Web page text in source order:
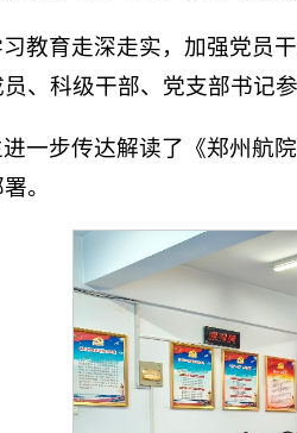
教育走深走实，加强党员
、科级干部、党支部书记
一步传达解读了《郑州航
。